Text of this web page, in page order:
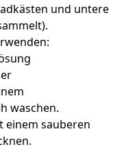
und untere
waschen.
einem sauberen